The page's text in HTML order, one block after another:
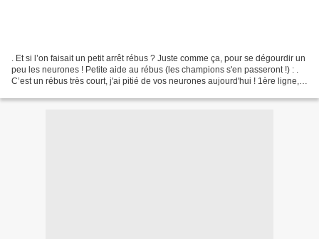
. Et si l’on faisait un petit arrêt rébus ? Juste comme ça, pour se dégourdir un
peu les neurones ! Petite aide au rébus (les champions s'en passeront !) : .
C’est un rébus très court, j'ai pitié de vos neurones aujourd'hui ! 1ère ligne,